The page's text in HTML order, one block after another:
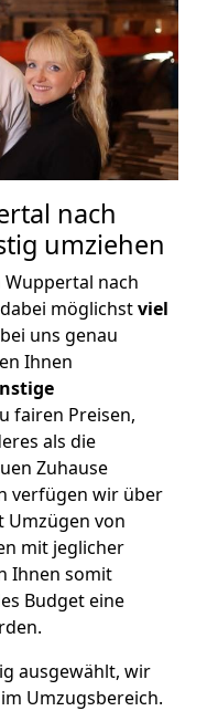
nach
umziehen
Wuppertal nach
möglichstviel
uns genau
Ihnen
fairen Preisen,
als die
Zuhause
verfügen wir über
von
mit jeglicher
Ihnen somit
Budget eine
ausgewählt, wir
Umzugsbereich.